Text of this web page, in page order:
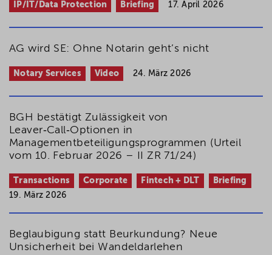
IP/IT/Data Protection Briefing 17. April 2026
AG wird SE: Ohne Notarin geht’s nicht
Notary Services Video 24. März 2026
BGH bestätigt Zulässigkeit von
Leaver‑Call‑Optionen in
Managementbeteiligungs­programmen (Urteil
vom 10. Februar 2026 – II ZR 71/24)
Transactions Corporate Fintech + DLT
Briefing
19. März 2026
Beglaubigung statt Beurkundung? Neue
Unsicherheit bei Wandeldarlehen